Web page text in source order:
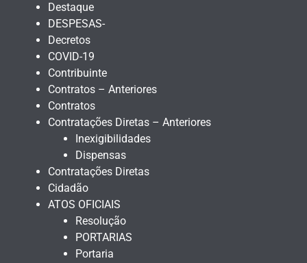
Destaque
DESPESAS-
Decretos
COVID-19
Contribuinte
Contratos – Anteriores
Contratos
Contratações Diretas – Anteriores
Inexigibilidades
Dispensas
Contratações Diretas
Cidadão
ATOS OFICIAIS
Resolução
PORTARIAS
Portaria